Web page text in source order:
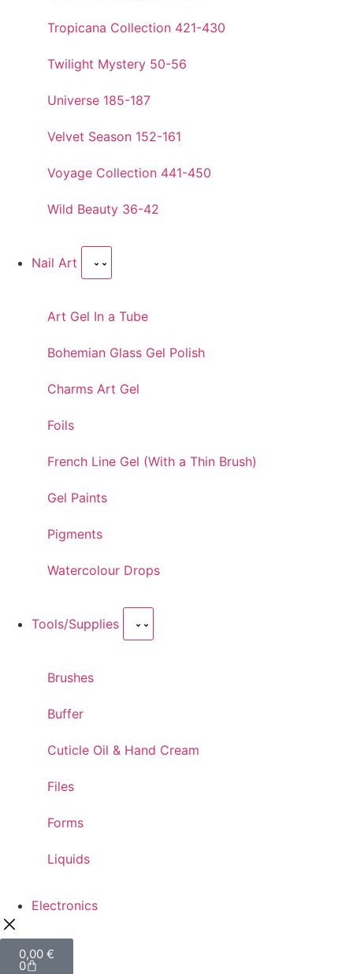
Tropicana Collection 421-430
Twilight Mystery 50-56
Universe 185-187
Velvet Season 152-161
Voyage Collection 441-450
Wild Beauty 36-42
Nail Art
Art Gel In a Tube
Bohemian Glass Gel Polish
Charms Art Gel
Foils
French Line Gel (With a Thin Brush)
Gel Paints
Pigments
Watercolour Drops
Tools/Supplies
Brushes
Buffer
Cuticle Oil & Hand Cream
Files
Forms
Liquids
Electronics
0,00 €
0